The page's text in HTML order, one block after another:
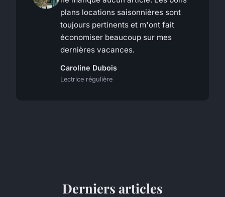
plans locations saisonnières sont
toujours pertinents et m'ont fait
économiser beaucoup sur mes
dernières vacances.
Caroline Dubois
Lectrice régulière
Derniers articles